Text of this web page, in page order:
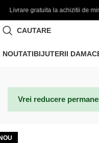
450 LEI
CAUTARE
NOUTATIBIJUTERII DAMA
Vrei reducere